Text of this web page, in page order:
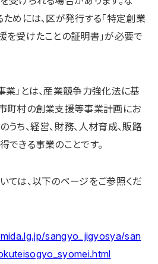
めには、区が発行する「特定創業
を受けたことの証明書」が必要で
」とは、産業競争力強化法に基
町村の創業支援等事業計画にお
ち、経営、財務、人材育成、販路
きる事業のことです。
は、以下のページをご参照くだ
sangyo_jigyosya/san